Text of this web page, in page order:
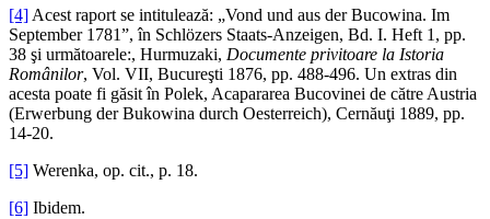
[4] Acest raport se intitulează: „Vond und aus der Bucowina. Im
September 1781”, în Schlözers Staats-Anzeigen, Bd. I. Heft 1, pp.
38 şi următoarele:, Hurmuzaki, Documente privitoare la Istoria
Românilor, Vol. VII, Bucureşti 1876, pp. 488-496. Un extras din
acesta poate fi găsit în Polek, Acapararea Bucovinei de către Austria
(Erwerbung der Bukowina durch Oesterreich), Cernăuţi 1889, pp.
14-20.
[5] Werenka, op. cit., p. 18.
[6] Ibidem.